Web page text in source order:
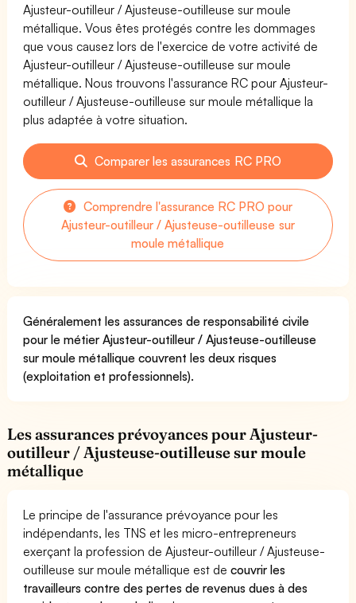
Ajusteur-outilleur / Ajusteuse-outilleuse sur moule
métallique. Vous êtes protégés contre les dommages
que vous causez lors de l'exercice de votre activité de
Ajusteur-outilleur / Ajusteuse-outilleuse sur moule
métallique. Nous trouvons l'assurance RC pour Ajusteur-
outilleur / Ajusteuse-outilleuse sur moule métallique la
plus adaptée à votre situation.
Comparer les assurances RC PRO
Comprendre l'assurance RC PRO pour
Ajusteur-outilleur / Ajusteuse-outilleuse sur
moule métallique
Généralement les assurances de responsabilité civile
pour le métier Ajusteur-outilleur / Ajusteuse-outilleuse
sur moule métallique couvrent les deux risques
(exploitation et professionnels).
Les assurances prévoyances pour Ajusteur-
outilleur / Ajusteuse-outilleuse sur moule
métallique
Le principe de l'assurance prévoyance pour les
indépendants, les TNS et les micro-entrepreneurs
exerçant la profession de Ajusteur-outilleur / Ajusteuse-
outilleuse sur moule métallique est decouvrir les
travailleurs contre des pertes de revenus dues à des